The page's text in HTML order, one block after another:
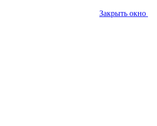
Закрыть окно